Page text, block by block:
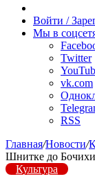
радио
Войти /
Мы в
Twitter
vk.com
RSS
Главная/Новости/
Шнитке до
Культура